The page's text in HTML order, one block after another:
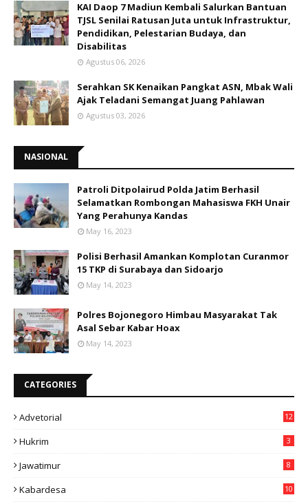
KAI Daop 7 Madiun Kembali Salurkan Bantuan
TJSL Senilai Ratusan Juta untuk Infrastruktur,
Pendidikan, Pelestarian Budaya, dan
Disabilitas
Agustus 06, 2026
Serahkan SK Kenaikan Pangkat ASN, Mbak Wali
Ajak Teladani Semangat Juang Pahlawan
Agustus 03, 2026
NASIONAL
Patroli Ditpolairud Polda Jatim Berhasil
Selamatkan Rombongan Mahasiswa FKH Unair
Yang Perahunya Kandas
May 16, 2023
Polisi Berhasil Amankan Komplotan Curanmor
15 TKP di Surabaya dan Sidoarjo
May 14, 2023
Polres Bojonegoro Himbau Masyarakat Tak
Asal Sebar Kabar Hoax
May 14, 2023
CATEGORIES
Advetorial 12
Hukrim 3
Jawatimur 8
Kabardesa
10